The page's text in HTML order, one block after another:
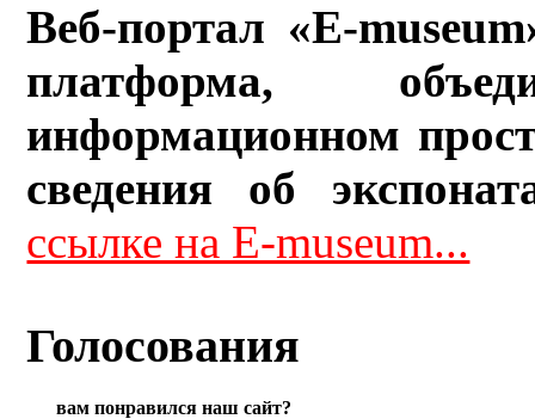
Веб-портал «E-
платформа,
информационном
сведения об
ссылке на E-museum...
Голосования
вам понравился наш сайт?